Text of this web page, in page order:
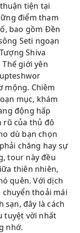
và lịch sử
hướng dẫn của
mái trên xe
phiêu lưu
khách tại
vào việc
trình trở nên
tiện tại
điểm tham
bao gồm Đền
Seti ngoạn
Shiva
giới yên
mộng. Chiêm
mục, khám
động hấp
rũ của thủ đô
dù bạn chọn
chăng hay sự
tour này đều
thiên nhiên,
quên. Với dịch
thoải mái
sạn, đây là cách
tuyệt vời nhất
nhớ.